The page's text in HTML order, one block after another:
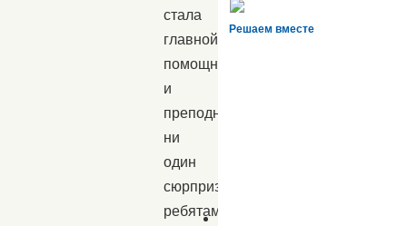
стала
главной
помощницей
и
преподнесла
ни
один
сюрприз
ребятам.
Решаем вместе